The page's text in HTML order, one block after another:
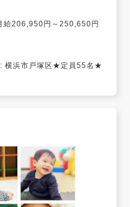
206,950円～250,650円
横浜市戸塚区★定員55名★